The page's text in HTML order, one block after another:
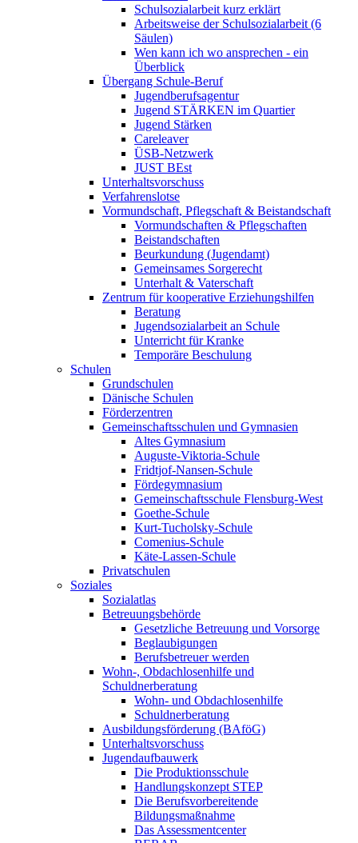
Schulsozialarbeit kurz erklärt
Arbeitsweise der Schulsozialarbeit (6
Säulen)
Wen kann ich wo ansprechen - ein
Überblick
Übergang Schule-Beruf
Jugendberufsagentur
Jugend STÄRKEN im Quartier
Jugend Stärken
Careleaver
ÜSB-Netzwerk
JUST BEst
Unterhaltsvorschuss
Verfahrenslotse
Vormundschaft, Pflegschaft & Beistandschaft
Vormundschaften & Pflegschaften
Beistandschaften
Beurkundung (Jugendamt)
Gemeinsames Sorgerecht
Unterhalt & Vaterschaft
Zentrum für kooperative Erziehungshilfen
Beratung
Jugendsozialarbeit an Schule
Unterricht für Kranke
Temporäre Beschulung
Schulen
Grundschulen
Dänische Schulen
Förderzentren
Gemeinschaftsschulen und Gymnasien
Altes Gymnasium
Auguste-Viktoria-Schule
Fridtjof-Nansen-Schule
Fördegymnasium
Gemeinschaftsschule Flensburg-West
Goethe-Schule
Kurt-Tucholsky-Schule
Comenius-Schule
Käte-Lassen-Schule
Privatschulen
Soziales
Sozialatlas
Betreuungsbehörde
Gesetzliche Betreuung und Vorsorge
Beglaubigungen
Berufsbetreuer werden
Wohn-, Obdachlosenhilfe und
Schuldnerberatung
Wohn- und Obdachlosenhilfe
Schuldnerberatung
Ausbildungsförderung (BAföG)
Unterhaltsvorschuss
Jugendaufbauwerk
Die Produktionsschule
Handlungskonzept STEP
Die Berufsvorbereitende
Bildungsmaßnahme
Das Assessmentcenter